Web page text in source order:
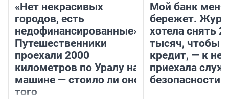
«Нет некрасивых
городов, есть
недофинансированные».
Путешественники
проехали 2000
километров по Уралу на
машине — стоило ли оно
того
Мой банк меня
бережет.
хотела снять
тысяч, чтобы
кредит, — к
приехала
безопасности